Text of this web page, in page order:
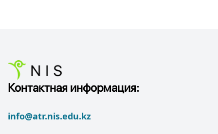
Контактная информация:
info@atr.nis.edu.kz